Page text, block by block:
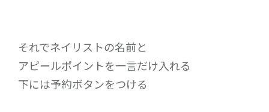
それでネイリストの名前と
アピールポイントを一言だけ入れる
下には予約ボタンをつける